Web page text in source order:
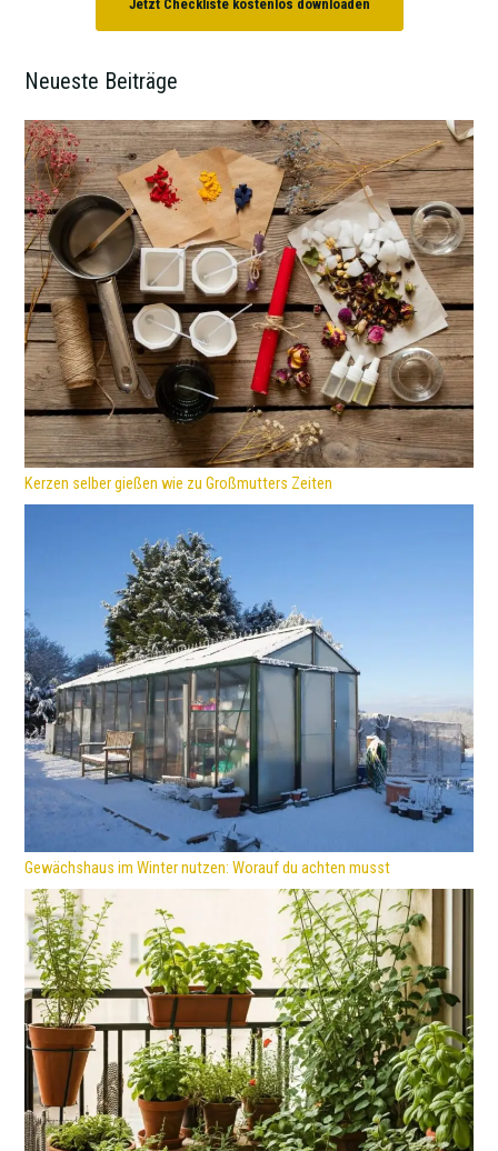
Jetzt Checkliste kostenlos downloaden
Neueste Beiträge
Kerzen selber gießen wie zu Großmutters Zeiten
Gewächshaus im Winter nutzen: Worauf du achten musst